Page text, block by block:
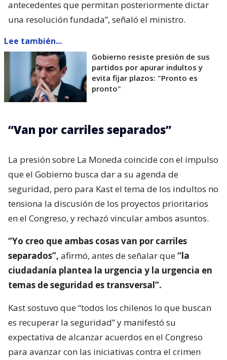
antecedentes que permitan posteriormente dictar
una resolución fundada”, señaló el ministro.
Lee también...
Gobierno resiste presión de sus
partidos por apurar indultos y
evita fijar plazos: "Pronto es
pronto"
“Van por carriles separados”
La presión sobre La Moneda coincide con el impulso
que el Gobierno busca dar a su agenda de
seguridad, pero para Kast el tema de los indultos no
tensiona la discusión de los proyectos prioritarios
en el Congreso, y rechazó vincular ambos asuntos.
“Yo creo que ambas cosas van por carriles
separados”, afirmó, antes de señalar que“la
ciudadanía plantea la urgencia y la urgencia en
temas de seguridad es transversal”.
Kast sostuvo que “todos los chilenos lo que buscan
es recuperar la seguridad” y manifestó su
expectativa de alcanzar acuerdos en el Congreso
para avanzar con las iniciativas contra el crimen